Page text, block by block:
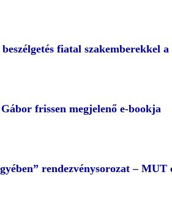
fiatal szakemberekkel
frissen megjelenő e-bookja
rendezvénysorozat – MUT